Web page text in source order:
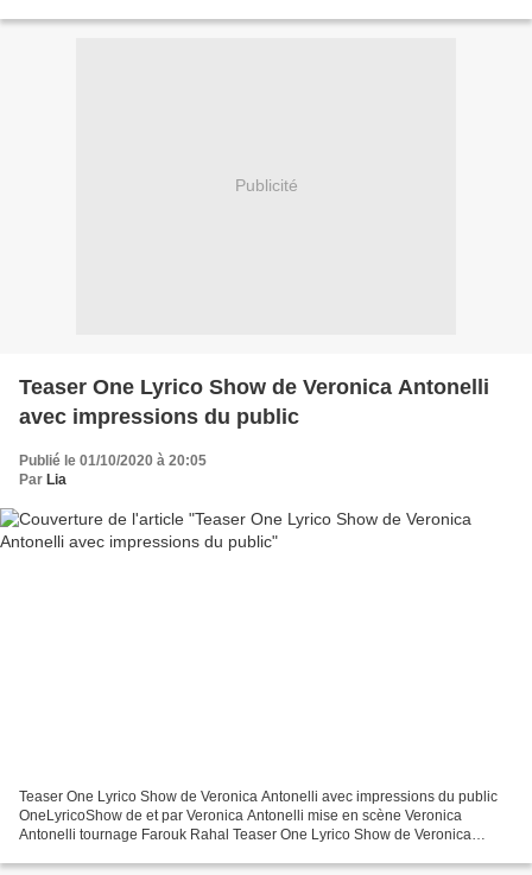
Publicité
Teaser One Lyrico Show de Veronica Antonelli
avec impressions du public
Publié le 01/10/2020 à 20:05
Par Lia
Teaser One Lyrico Show de Veronica Antonelli avec impressions du public
OneLyricoShow de et par Veronica Antonelli mise en scène Veronica
Antonelli tournage Farouk Rahal Teaser One Lyrico Show de Veronica